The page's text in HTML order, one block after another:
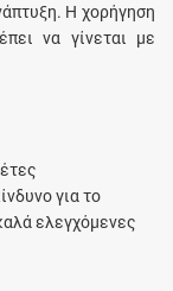
Η χορήγηση
να γίνεται με
για το
ελεγχόμενες